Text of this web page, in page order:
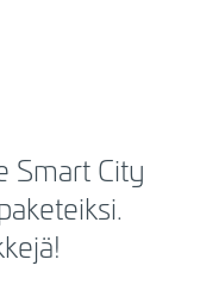
Smart City